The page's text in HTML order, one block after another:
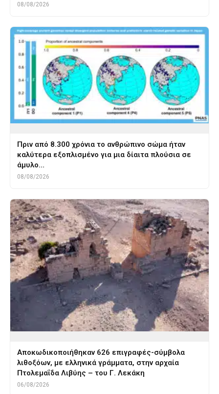
08/08/2026
Πριν από 8.300 χρόνια το ανθρώπινο σώμα ήταν
καλύτερα εξοπλισμένο για μια δίαιτα πλούσια σε
άμυλο…
08/08/2026
Αποκωδικοποιήθηκαν 626 επιγραφές-σύμβολα
λιθοξόων, με ελληνικά γράμματα, στην αρχαία
Πτολεμαΐδα Λιβύης – του Γ. Λεκάκη
06/08/2026